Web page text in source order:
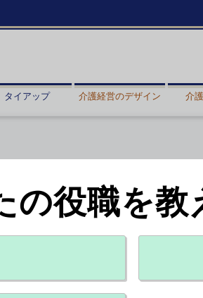
タイアップ 介護経営のデザイン 介
国立大病院、地域医療
NEW
の役職を教